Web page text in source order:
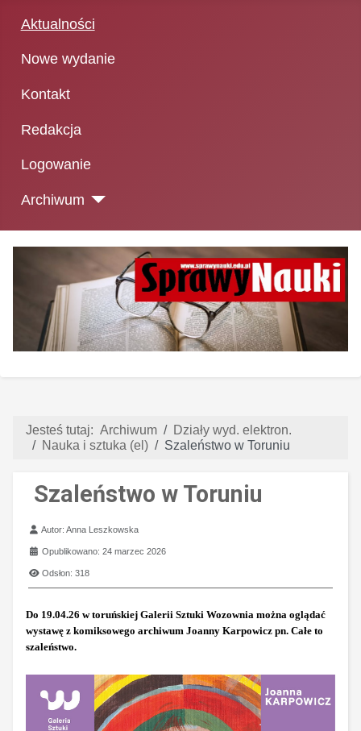
Aktualności
Nowe wydanie
Kontakt
Redakcja
Logowanie
Archiwum
Jesteś tutaj: Archiwum
Działy wyd. elektron.
Nauka i sztuka (el)
Szaleństwo w Toruniu
Szaleństwo w Toruniu
Szczegóły
Autor:Anna Leszkowska
Opublikowano: 24 marzec 2026
Odsłon: 318
Do 19.04.26 w toruńskiej Galerii Sztuki Wozownia można oglądać
wystawę z komiksowego archiwum Joanny Karpowicz pn. Całe to
szaleństwo.